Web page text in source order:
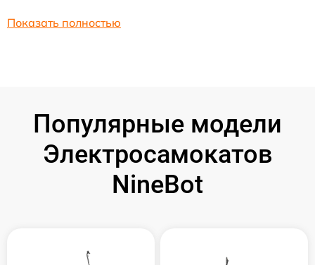
Показать полностью
Популярные модели
Электросамокатов
NineBot